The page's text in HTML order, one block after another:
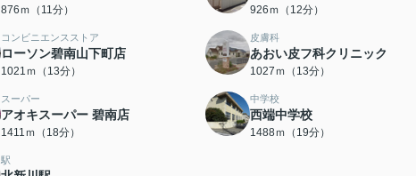
876ｍ（11分） 926ｍ（12分）
コンビニエンスストア
ローソン碧南山下町店
1021ｍ（13分）
皮膚科
あおい皮フ科クリニック
1027ｍ（13分）
スーパー
アオキスーパー 碧南店
1411ｍ（18分）
中学校
西端中学校
1488ｍ（19分）
駅